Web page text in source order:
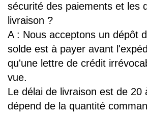
sécurité des paiements et les
livraison ?
A : Nous acceptons un dépôt
solde est à payer avant
qu'une lettre de crédit
vue.
Le délai de livraison est de 20
dépend de la quantité